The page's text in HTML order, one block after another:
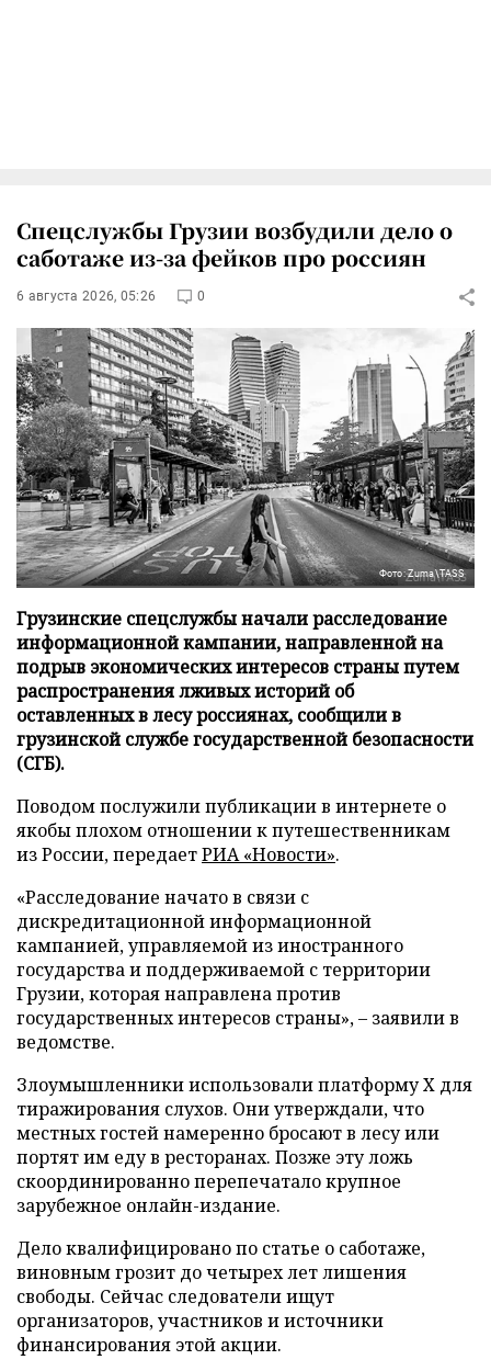
Спецслужбы Грузии возбудили дело о
саботаже из-за фейков про россиян
6 августа 2026, 05:26 0
Фото: Zuma\TASS
Грузинские спецслужбы начали расследование
информационной кампании, направленной на
подрыв экономических интересов страны путем
распространения лживых историй об
оставленных в лесу россиянах, сообщили в
грузинской службе государственной безопасности
(СГБ).
Поводом послужили публикации в интернете о
якобы плохом отношении к путешественникам
из России, передаетРИА «Новости».
«Расследование начато в связи с
дискредитационной информационной
кампанией, управляемой из иностранного
государства и поддерживаемой с территории
Грузии, которая направлена против
государственных интересов страны», – заявили в
ведомстве.
Злоумышленники использовали платформу X для
тиражирования слухов. Они утверждали, что
местных гостей намеренно бросают в лесу или
портят им еду в ресторанах. Позже эту ложь
скоординированно перепечатало крупное
зарубежное онлайн-издание.
Дело квалифицировано по статье о саботаже,
виновным грозит до четырех лет лишения
свободы. Сейчас следователи ищут
организаторов, участников и источники
финансирования этой акции.